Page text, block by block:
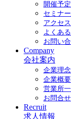
開催予
セミナ
アクセス
よくあ
お問い
Company
会社案内
企業理念
企業概要
営業所
お問合せ
Recruit
求人情報